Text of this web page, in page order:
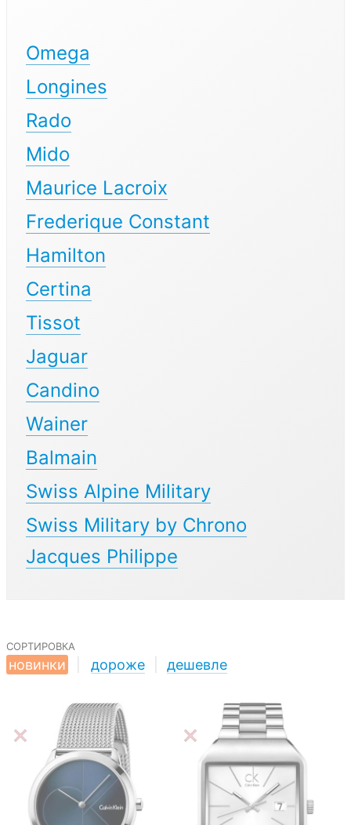
Omega
Longines
Rado
Mido
Maurice Lacroix
Frederique Constant
Hamilton
Certina
Tissot
Jaguar
Candino
Wainer
Balmain
Swiss Alpine Military
Swiss Military by Chrono
Jacques Philippe
сортировка
новинки
дороже дешевле